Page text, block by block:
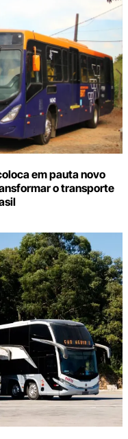
em pauta novo
o transporte